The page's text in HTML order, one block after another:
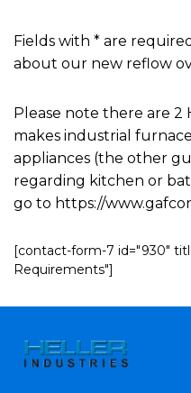
Fields with * are
about our new reflow
Please note there are
makes industrial
appliances (the other
regarding kitchen or
go to https://
[contact-form-7 id="930"
Requirements"]